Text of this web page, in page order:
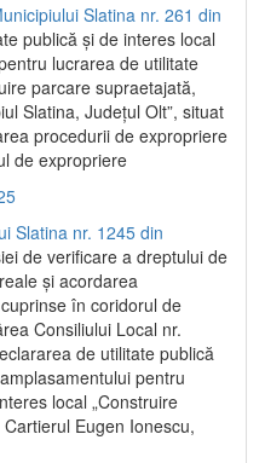
Slatina nr. 261 din
publică și de interes local
lucrarea de utilitate
parcare supraetajată,
Slatina, Județul Olt”, situat
procedurii de expropriere
de expropriere
Slatina nr. 1245 din
de verificare a dreptului de
și acordarea
în coridorul de
Consiliului Local nr.
de utilitate publică
pentru
local „Construire
Eugen Ionescu,